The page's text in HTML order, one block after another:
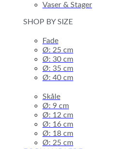
Vaser & Stager
SHOP BY SIZE
Fade
Ø: 25 cm
Ø: 30 cm
Ø: 35 cm
Ø: 40 cm
Skåle
Ø: 9 cm
Ø: 12 cm
Ø: 16 cm
Ø: 18 cm
Ø: 25 cm